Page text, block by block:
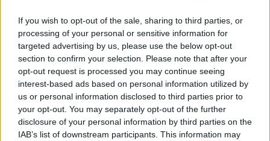
If you wish to opt-out of the sale, sharing to third parties, or
processing of your personal or sensitive information for
targeted advertising by us, please use the below opt-out
section to confirm your selection. Please note that after your
opt-out request is processed you may continue seeing
interest-based ads based on personal information utilized by
us or personal information disclosed to third parties prior to
your opt-out. You may separately opt-out of the further
disclosure of your personal information by third parties on the
IAB’s list of downstream participants. This information may
Rachelnek egyébként van már egy 11 éves fia
Darren Aronofsky rendezőtől, akiegy ideig Jennifer